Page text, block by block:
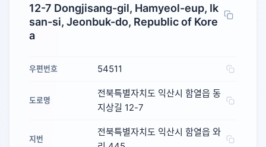
12-7 Dongjisang-gil, Hamyeol-eup, Ik
san-si, Jeonbuk-do, Republic of Kore
a
우편번호 54511
도로명
전북특별자치도 익산시 함열읍 동
지상길 12-7
지번
전북특별자치도 익산시 함열읍 와